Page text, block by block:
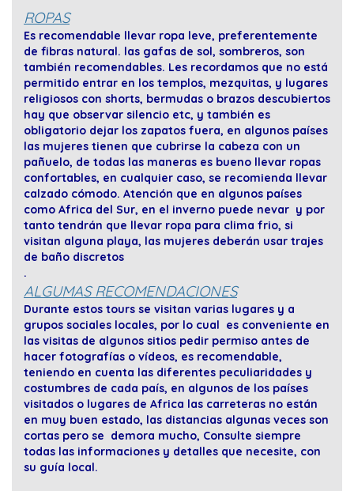
ROPAS
Es recomendable llevar ropa leve, preferentemente
de fibras natural. las gafas de sol, sombreros, son
también recomendables. Les recordamos que no está
permitido entrar en los templos, mezquitas, y lugares
religiosos con shorts, bermudas o brazos descubiertos
hay que observar silencio etc, y también es
obligatorio dejar los zapatos fuera, en algunos países
las mujeres tienen que cubrirse la cabeza con un
pañuelo, de todas las maneras es bueno llevar ropas
confortables, en cualquier caso, se recomienda llevar
calzado cómodo. Atención que en algunos países
como Africa del Sur, en el inverno puede nevar y por
tanto tendrán que llevar ropa para clima frio, si
visitan alguna playa, las mujeres deberán usar trajes
de baño discretos
.
ALGUMAS RECOMENDACIONES
Durante estos tours se visitan varias lugares y a
grupos sociales locales, por lo cual es conveniente en
las visitas de algunos sitios pedir permiso antes de
hacer fotografías o vídeos, es recomendable,
teniendo en cuenta las diferentes peculiaridades y
costumbres de cada país, en algunos de los países
visitados o lugares de Africa las carreteras no están
en muy buen estado, las distancias algunas veces son
cortas pero se demora mucho, Consulte siempre
todas las informaciones y detalles que necesite, con
su guía local.